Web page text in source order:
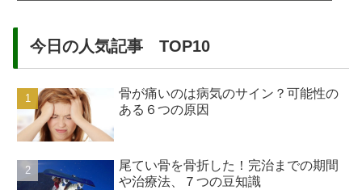
今日の人気記事 TOP10
骨が痛いのは病気のサイン？可能性の
ある６つの原因
尾てい骨を骨折した！完治までの期間
や治療法、７つの豆知識